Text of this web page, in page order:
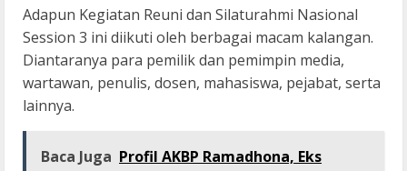
Adapun Kegiatan Reuni dan Silaturahmi Nasional
Session 3 ini diikuti oleh berbagai macam kalangan.
Diantaranya para pemilik dan pemimpin media,
wartawan, penulis, dosen, mahasiswa, pejabat, serta
lainnya.
Baca Juga Profil AKBP Ramadhona, Eks